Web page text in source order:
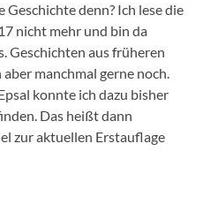
Geschichte denn? Ich lese die
nicht mehr und bin da
Geschichten aus früheren
manchmal gerne noch.
konnte ich dazu bisher
Das heißt dann
zur aktuellen Erstauflage